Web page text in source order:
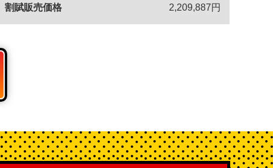
割賦販売価格 2,209,887円